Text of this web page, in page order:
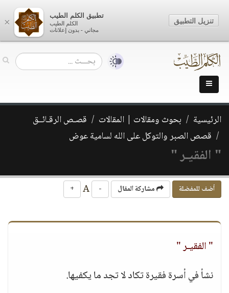
الرئيسية بحوث ومقالات | المقالات
قصـص الرقـائــق
قصص الصبر والتوكل على الله لسامية عوض
" الفقيـر "
أضف للمفضلة مشاركة المقال -
+
" الفقيـر "
نشأ في أسرة فقيرة تكاد لا تجد ما يكفيها.
×
تطبيق الكلم الطيب
الكلم الطيب
مجاني - بدون إعلانات
تنزيل التطبيق